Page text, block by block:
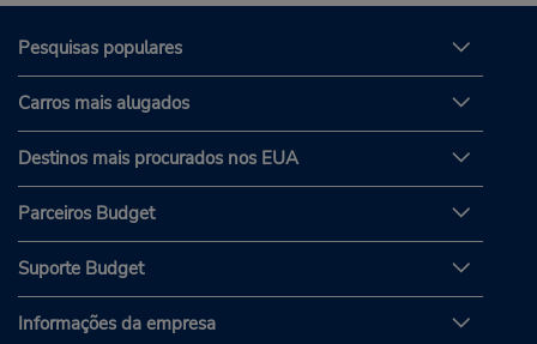
Pesquisas populares
Carros mais alugados
Destinos mais procurados nos EUA
Parceiros Budget
Suporte Budget
Informações da empresa